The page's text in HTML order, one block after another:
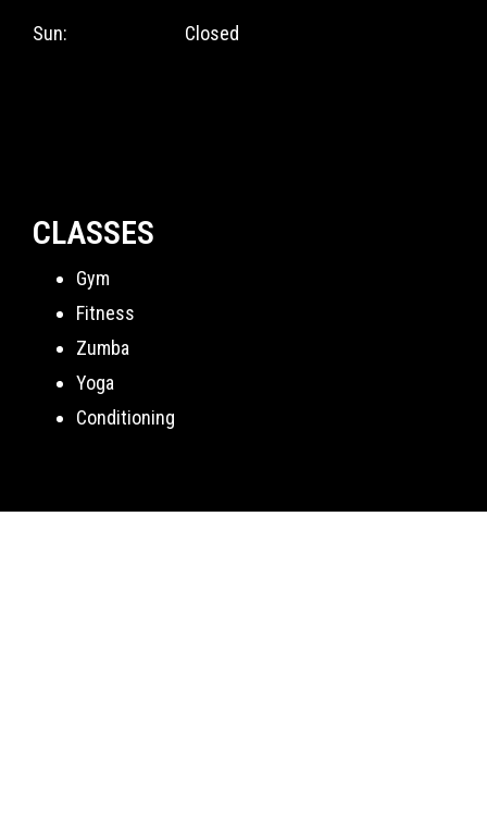
Sun: Closed
CLASSES
Gym
Fitness
Zumba
Yoga
Conditioning